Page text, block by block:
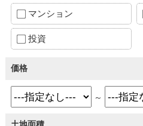
マンション
投資
価格
～